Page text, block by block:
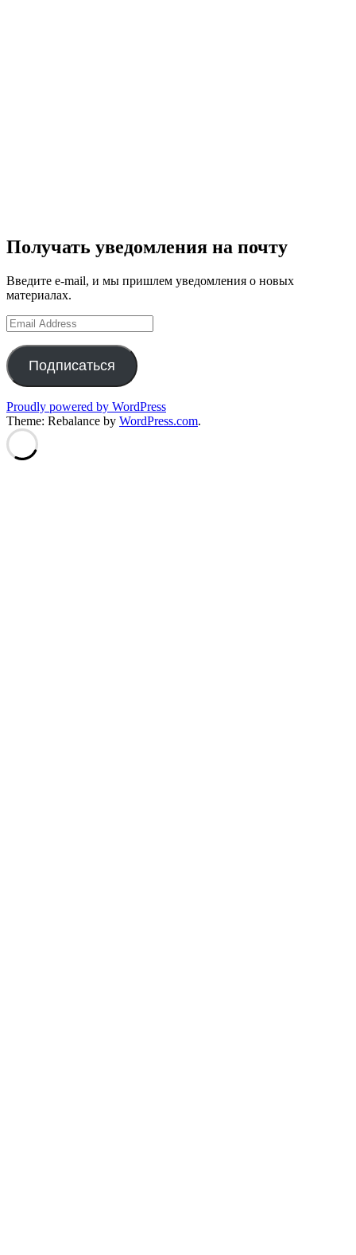
Получать уведомления на почту
Введите e-mail, и мы пришлем уведомления о новых
материалах.
Email
Address
Подписаться
Proudly powered by WordPress
Theme: Rebalance by WordPress.com.